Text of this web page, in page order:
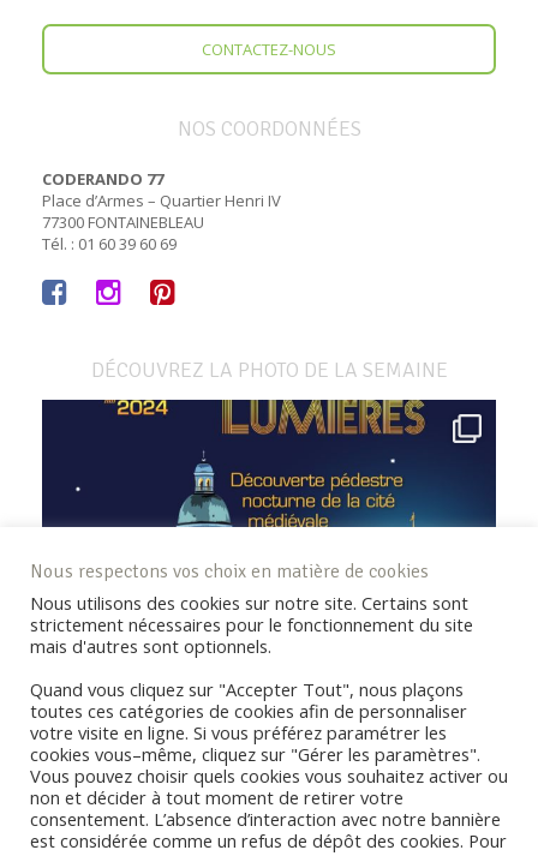
CONTACTEZ-NOUS
NOS COORDONNÉES
CODERANDO 77
Place d’Armes – Quartier Henri IV
77300 FONTAINEBLEAU
Tél. : 01 60 39 60 69
DÉCOUVREZ LA PHOTO DE LA SEMAINE
REJOIGNEZ LA COMMUNAUTÉ !
Nous respectons vos choix en matière de cookies
Nous utilisons des cookies sur notre site. Certains sont
strictement nécessaires pour le fonctionnement du site
mais d'autres sont optionnels.
Quand vous cliquez sur "Accepter Tout", nous plaçons
toutes ces catégories de cookies afin de personnaliser
votre visite en ligne. Si vous préférez paramétrer les
cookies vous–même, cliquez sur "Gérer les paramètres".
Vous pouvez choisir quels cookies vous souhaitez activer ou
non et décider à tout moment de retirer votre
consentement. L’absence d’interaction avec notre bannière
est considérée comme un refus de dépôt des cookies. Pour